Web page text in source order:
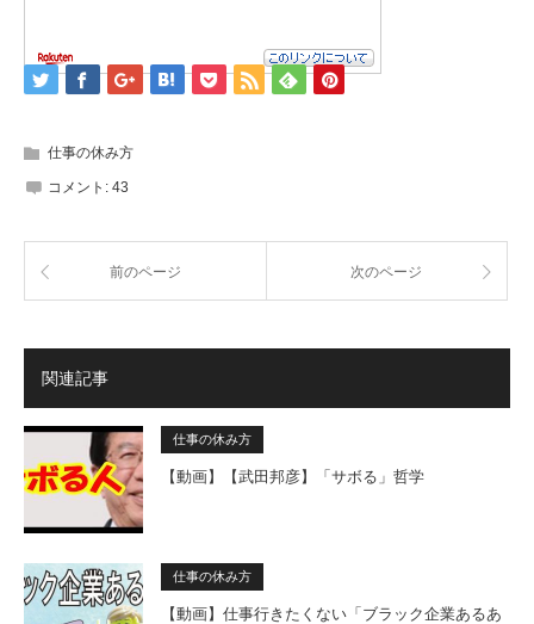
仕事の休み方
コメント: 43
前のページ 次のページ
関連記事
仕事の休み方
【動画】【武田邦彦】「サボる」哲学
仕事の休み方
【動画】仕事行きたくない「ブラック企業あるあ